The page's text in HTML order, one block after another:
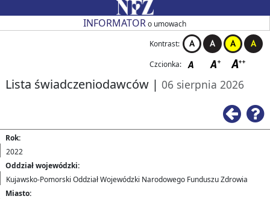
Przejdź do strony głównejINFORMATORo umowach
Kontrast:
Czcionka:
Lista świadczeniodawców | 06 sierpnia 2026
Rok:
2022
Oddział wojewódzki:
Kujawsko-Pomorski Oddział Wojewódzki Narodowego Funduszu Zdrowia
Miasto: